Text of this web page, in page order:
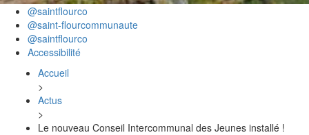
@saintflourco
@saint-flourcommunaute
@saintflourco
Accessibilité
Accueil
>
Actus
>
Le nouveau Conseil Intercommunal des Jeunes installé !